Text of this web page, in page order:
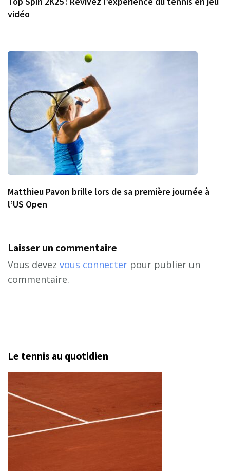
vidéo
Matthieu Pavon brille lors de sa première journée à
l’US Open
Laisser un commentaire
Vous devez vous connecter pour publier un
commentaire.
Le tennis au quotidien